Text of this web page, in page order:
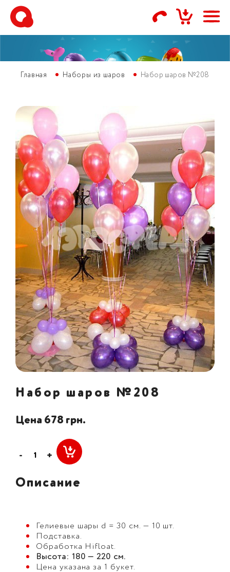
Главная Наборы из шаров Набор шаров №208
Набор шаров №208
Цена 678 грн.
- +
Описание
Гелиевые шары d = 30 см. — 10 шт.
Подставка.
Обработка Hifloat.
Высота: 180 — 220 см.
Цена указана за 1 букет.